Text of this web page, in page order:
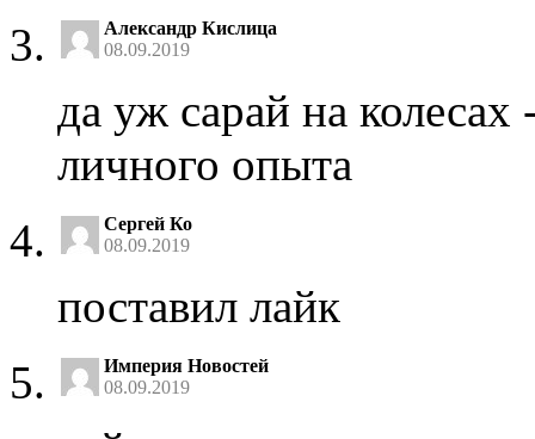
Александр Кислица
08.09.2019
да уж сарай на
личного опыта
Сергей Ко
08.09.2019
поставил лайк
Империя Новостей
08.09.2019